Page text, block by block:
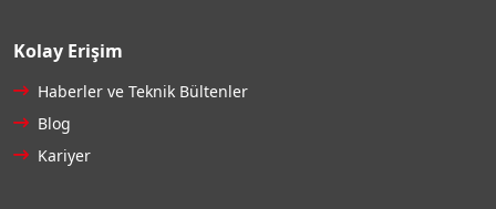
Kolay Erişim
Haberler ve Teknik Bültenler
Blog
Kariyer